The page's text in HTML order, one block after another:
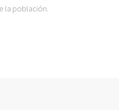
la población.